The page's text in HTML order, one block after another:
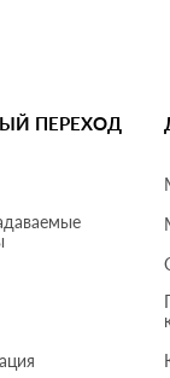
ПЕРЕХОД